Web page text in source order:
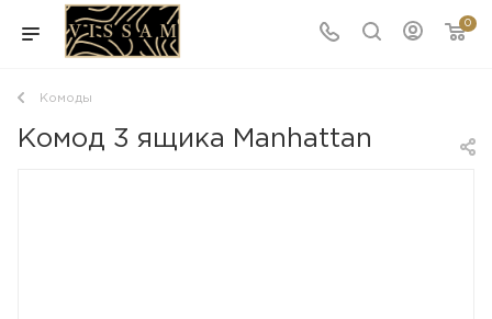
0
Комоды
Комод 3 ящика Manhattan